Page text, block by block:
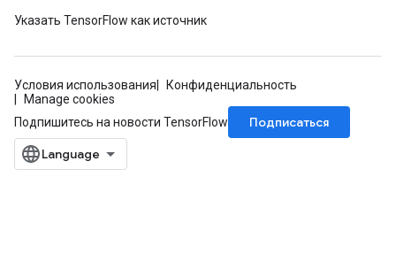
Указать TensorFlow как источник
Условия использования
Конфиденциальность
Manage cookies
Подпишитесь на новости TensorFlow
Подписаться